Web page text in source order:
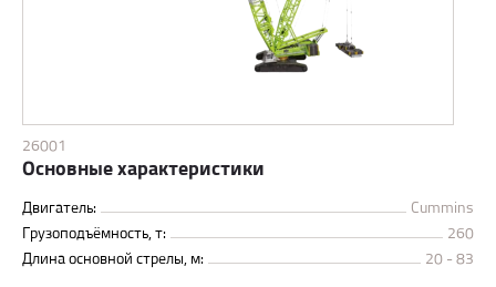
26001
Основные характеристики
Двигатель:
Cummins
Грузоподъёмность, т:
260
Длина основной стрелы, м:
20 - 83